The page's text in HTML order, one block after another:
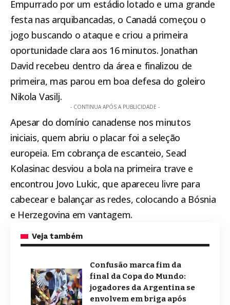
Empurrado por um estádio lotado e uma grande
festa nas arquibancadas, o Canadá começou o
jogo buscando o ataque e criou a primeira
oportunidade clara aos 16 minutos. Jonathan
David recebeu dentro da área e finalizou de
primeira, mas parou em boa defesa do goleiro
Nikola Vasilj.
- CONTINUA APÓS A PUBLICIDADE -
Apesar do domínio canadense nos minutos
iniciais, quem abriu o placar foi a seleção
europeia. Em cobrança de escanteio, Sead
Kolasinac desviou a bola na primeira trave e
encontrou Jovo Lukic, que apareceu livre para
cabecear e balançar as redes, colocando a Bósnia
e Herzegovina em vantagem.
Veja também
Confusão marca fim da
final da Copa do Mundo:
jogadores da Argentina se
envolvem em briga após